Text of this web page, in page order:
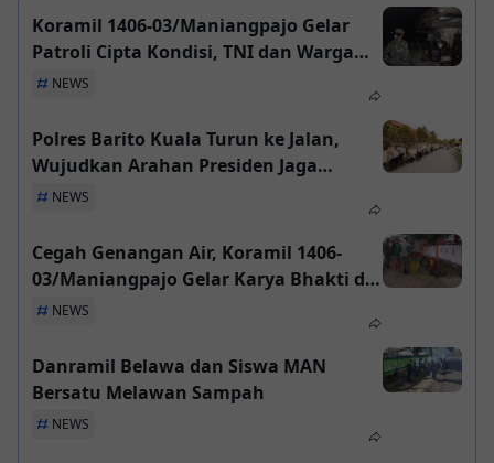
Koramil 1406-03/Maniangpajo Gelar
Patroli Cipta Kondisi, TNI dan Warga
Bersinergi Jaga Keamanan Wajo
NEWS
Polres Barito Kuala Turun ke Jalan,
Wujudkan Arahan Presiden Jaga
Lingkungan Bersih
NEWS
Cegah Genangan Air, Koramil 1406-
03/Maniangpajo Gelar Karya Bhakti di
Anabanua
NEWS
Danramil Belawa dan Siswa MAN
Bersatu Melawan Sampah
NEWS